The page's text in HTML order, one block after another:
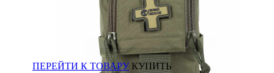
ПЕРЕЙТИ К ТОВАРУ КУПИТЬ